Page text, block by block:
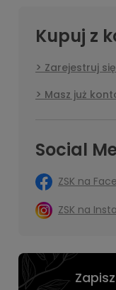
Kupuj z
Zarejestruj się
Masz już
Social
ZSK na
ZSK na